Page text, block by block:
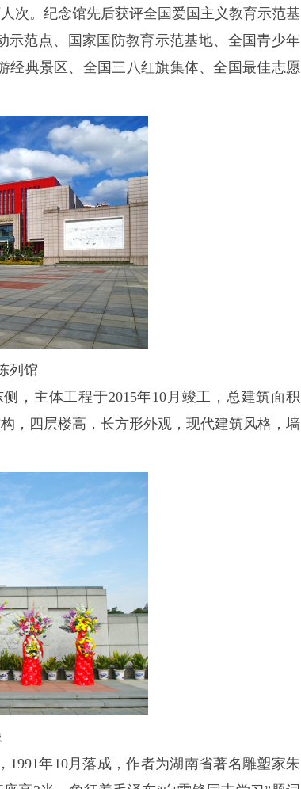
次。纪念馆先后获评全国爱国主义教育示范基
范点、国家国防教育示范基地、全国青少年
经典景区、全国三八红旗集体、全国最佳志愿
列馆
，主体工程于2015年10月竣工，总建筑面积
，四层楼高，长方形外观，现代建筑风格，墙
年10月落成，作者为湖南省著名雕塑家朱